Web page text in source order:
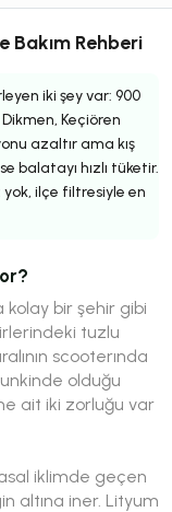
Bakım Rehberi
iki şey var: 900
Keçiören
azaltır ama kış
balatayı hızlı tüketir.
yok, ilçe filtresiyle en
kolay bir şehir gibi
tuzlu
scooterında
olduğu
ait iki zorluğu var
iklimde geçen
altına iner. Lityum